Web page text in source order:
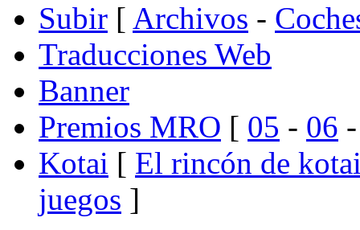
Subir [ Archivos -
Traducciones Web
Banner
Premios MRO [ 05 - 06
Kotai [ El rincón de
juegos ]